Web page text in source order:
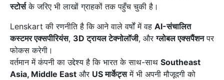
स्टोर्सके जरिए भी लाखों ग्राहकों तक पहुँच चुकी है।
Lenskart की रणनीति है कि आने वाले वर्षों में वह AI-संचालित
कस्टमर एक्सपीरियंस, 3D ट्रायल टेक्नोलॉजी, औरग्लोबल एक्सपैंशनपर
फोकस करेगी।
वर्तमान में कंपनी का उद्देश्य है कि भारत के साथ-साथ Southeast
Asia, Middle East और US मार्केट्समें भी अपनी मौजूदगी को